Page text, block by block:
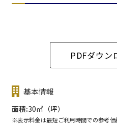
PDFダウン
基本情報
面積 30㎡（坪）
※表示料金は最短ご利用時間での参考価